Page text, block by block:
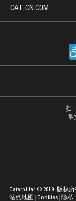
CAT-CN.COM
扫
掌
站点地图 Cookies 隐私
Caterpillar © 2019. 版权所